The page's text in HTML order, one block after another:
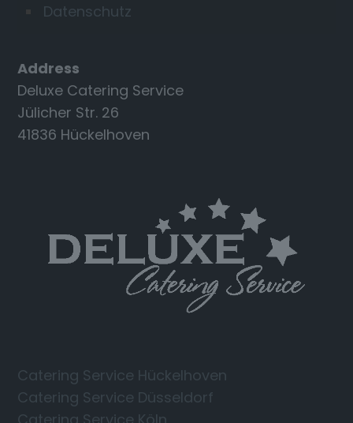
Datenschutz
Address
Deluxe Catering Service
Jülicher Str. 26
41836 Hückelhoven
Catering Service Hückelhoven
Catering Service Düsseldorf